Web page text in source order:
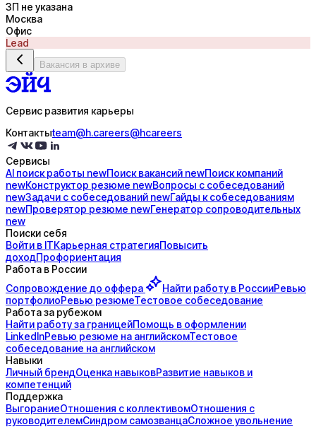
ЗП не указана
Москва
Офис
Lead
Вакансия в архиве
Сервис развития карьеры
Контактыteam@h.careers@hcareers
Сервисы
AI поискработы newПоисквакансий newПоисккомпаний
newКонструктор резюме newВопросы с собеседований
newЗадачи с собеседований newГайды ксобеседованиям
newПроверятор резюме newГенератор сопроводительных
new
Поиски себя
Войти в ITКарьерная стратегияПовысить
доходПрофориентация
Работа в России
Сопровождение до оффера Найти работу в РоссииРевью
портфолиоРевью резюмеТестовое собеседование
Работа за рубежом
Найти работу за границейПомощь в оформлении
LinkedInРевью резюме на английскомТестовое
собеседование на английском
Навыки
Личный брендОценка навыковРазвитие навыков и
компетенций
Поддержка
ВыгораниеОтношения с коллективомОтношения с
руководителемСиндром самозванцаСложное увольнение